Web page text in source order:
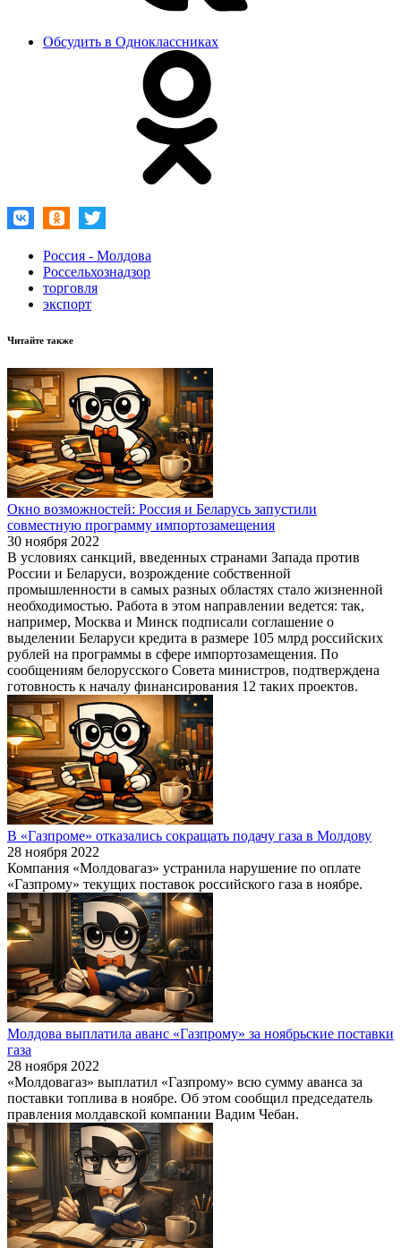
Обсудить в Одноклассниках
Россия - Молдова
Россельхознадзор
торговля
экспорт
Читайте также
Окно возможностей: Россия и Беларусь запустили
совместную программу импортозамещения
30 ноября 2022
В условиях санкций, введенных странами Запада против
России и Беларуси, возрождение собственной
промышленности в самых разных областях стало жизненной
необходимостью. Работа в этом направлении ведется: так,
например, Москва и Минск подписали соглашение о
выделении Беларуси кредита в размере 105 млрд российских
рублей на программы в сфере импортозамещения. По
сообщениям белорусского Совета министров, подтверждена
готовность к началу финансирования 12 таких проектов.
В «Газпроме» отказались сокращать подачу газа в Молдову
28 ноября 2022
Компания «Молдовагаз» устранила нарушение по оплате
«Газпрому» текущих поставок российского газа в ноябре.
Молдова выплатила аванс «Газпрому» за ноябрьские поставки
газа
28 ноября 2022
«Молдовагаз» выплатил «Газпрому» всю сумму аванса за
поставки топлива в ноябре. Об этом сообщил председатель
правления молдавской компании Вадим Чебан.